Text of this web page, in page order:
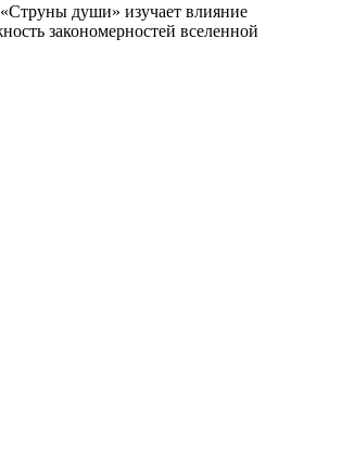
души» изучает влияние
закономерностей вселенной